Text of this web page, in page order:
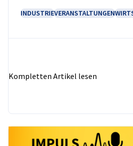
Kattowitz.
INDUSTRIEVERANSTALTUNGEN
Kompletten Artikel lesen